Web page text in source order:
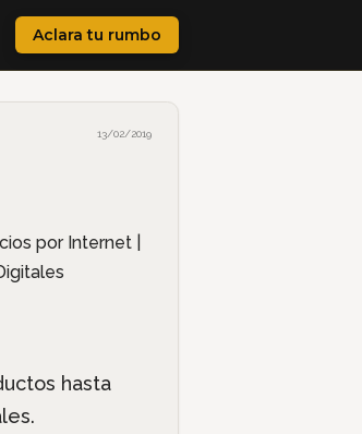
Aclara tu rumbo
13/02/2019
hasta